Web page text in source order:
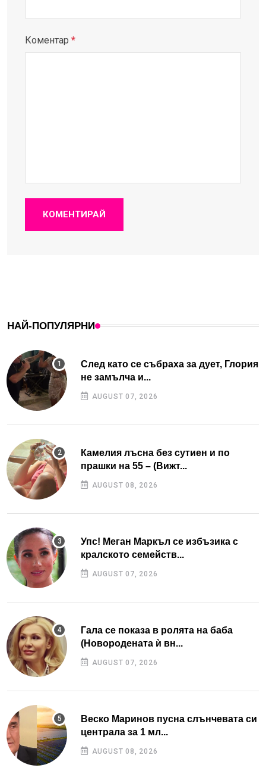
Коментар *
КОМЕНТИРАЙ
НАЙ-ПОПУЛЯРНИ
След като се събраха за дует, Глория
не замълча и...
AUGUST 07, 2026
Камелия лъсна без сутиен и по
прашки на 55 – (Вижт...
AUGUST 08, 2026
Упс! Меган Маркъл се избъзика с
кралското семейств...
AUGUST 07, 2026
Гала се показа в ролята на баба
(Новородената ѝ вн...
AUGUST 07, 2026
Веско Маринов пусна слънчевата си
централа за 1 мл...
AUGUST 08, 2026